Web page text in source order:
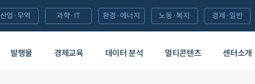
발행물 경제교육 데이터 분석 멀티콘텐츠 센터소개
산업·무역 과학·IT 환경·에너지 노동·복지 경제·일반